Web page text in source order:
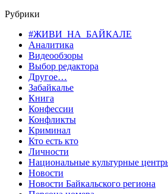
Рубрики
#ЖИВИ_НА_БАЙКАЛЕ
Аналитика
Видеообзоры
Выбор редактора
Другое…
Забайкалье
Книга
Конфессии
Конфликты
Криминал
Кто есть кто
Личности
Национальные культурные
Новости
Новости Байкальского региона